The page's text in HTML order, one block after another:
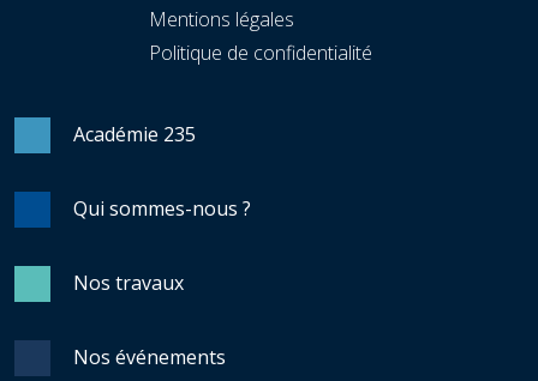
Mentions légales
Politique de confidentialité
Académie 235
Qui sommes-nous ?
Nos travaux
Nos événements